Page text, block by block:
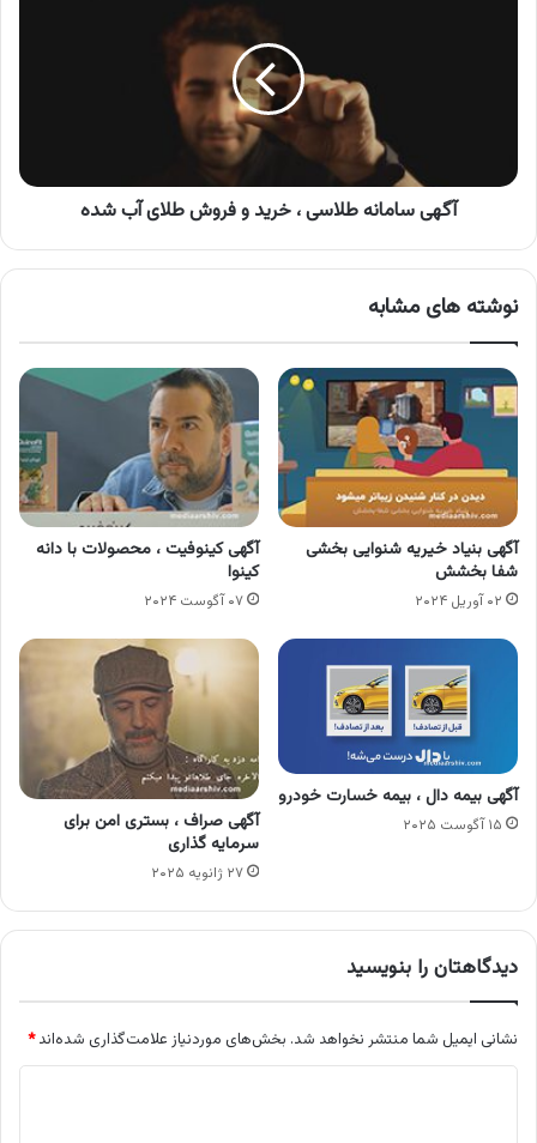
آب
آگهی سامانه طلاسی ، خرید و فروش طلای آب شده
نوشته های مشابه
آگهی بنیاد خیریه شنوایی بخشی
شفا بخشش
۰۲ آوریل ۲۰۲۴
آگهی کینوفیت ، محصولات با دانه
کینوا
۰۷ آگوست ۲۰۲۴
آگهی بیمه دال ، بیمه خسارت خودرو
۱۵ آگوست ۲۰۲۵
آگهی صراف ، بستری امن برای
سرمایه گذاری
۲۷ ژانویه ۲۰۲۵
دیدگاهتان را بنویسید
نشانی ایمیل شما منتشر نخواهد شد. بخش‌های موردنیاز علامت‌گذاری شده‌اند*